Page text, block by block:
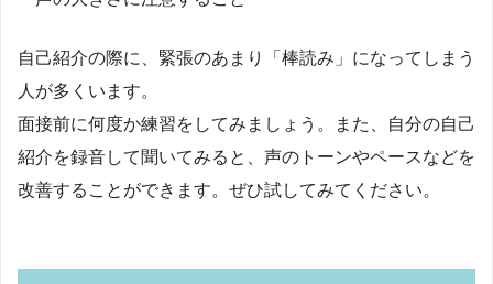
自己紹介の際に、緊張のあまり「棒読み」になってしまう
人が多くいます。
面接前に何度か練習をしてみましょう。また、自分の自己
紹介を録音して聞いてみると、声のトーンやペースなどを
改善することができます。ぜひ試してみてください。